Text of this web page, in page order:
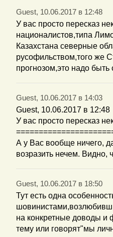
Guest, 10.06.2017 в 12:48
У вас просто пересказ
националистов,типа
Казахстана северные
русофильством,того же
прогнозом,это надо быть
Guest, 10.06.2017 в 14:03
Guest, 10.06.2017 в 12:48
У вас просто пересказ
А у Вас вообще ничего,
возразить нечем. Видно,
Guest, 10.06.2017 в 18:50
Тут есть одна
на конкретные доводы и
тему или говорят"мы